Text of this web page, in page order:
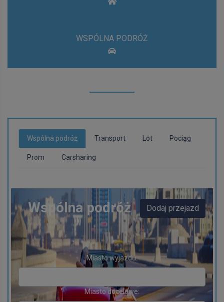
WSPÓLNA PODRÓŻ
Wspólna podróż Transport Lot Pociąg
Prom Carsharing
Dodaj przejazd
Wspólna podróż
Miasto wyjazdu:
Miasto docelowe: